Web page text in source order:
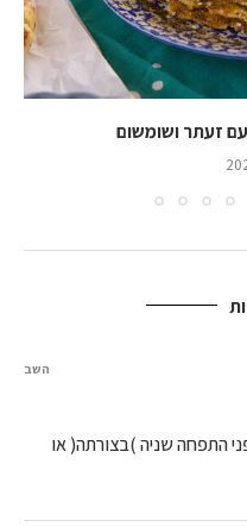
זעתר ושומשום
התפחה שניה )בצורתה( או
השב